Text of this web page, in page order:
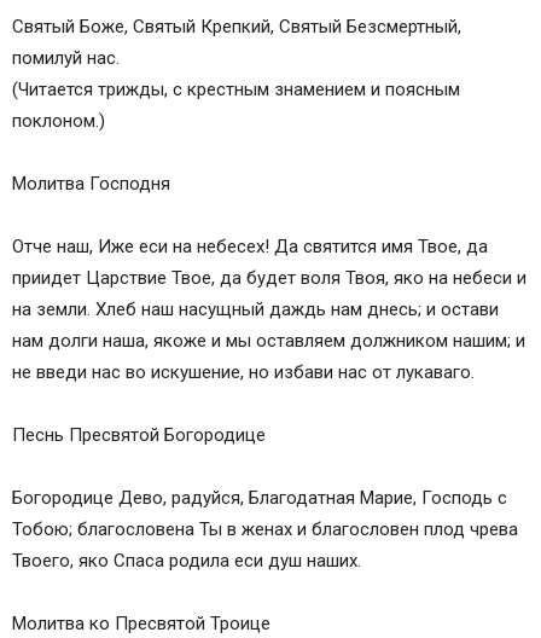
Святый Боже, Святый Крепкий, Святый Безсмертный,
помилуй нас.
(Читается трижды, с крестным знамением и поясным
поклоном.)
Молитва Господня
Отче наш, Иже еси на небесех! Да святится имя Твое, да
приидет Царствие Твое, да будет воля Твоя, яко на небеси и
на земли. Хлеб наш насущный даждь нам днесь; и остави
нам долги наша, якоже и мы оставляем должником нашим; и
не введи нас во искушение, но избави нас от лукаваго.
Песнь Пресвятой Богородице
Богородице Дево, радуйся, Благодатная Марие, Господь с
Тобою; благословена Ты в женах и благословен плод чрева
Твоего, яко Спаса родила еси душ наших.
Молитва ко Пресвятой Троице